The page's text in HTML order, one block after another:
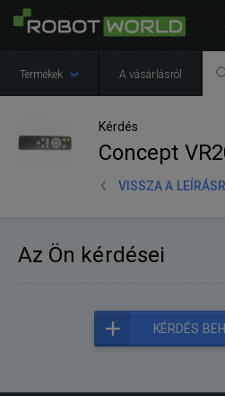
Termékek A vásárlásról
Kérdés
Concept
VISSZA A
Az Ön kérdései
KÉRDÉS